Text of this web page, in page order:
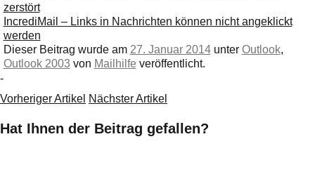
zerstört
IncrediMail – Links in Nachrichten können nicht angeklickt
werden
Dieser Beitrag wurde am 27. Januar 2014unter Outlook,
Outlook 2003 von Mailhilfe veröffentlicht.
-
Vorheriger Artikel Nächster Artikel
Hat Ihnen der Beitrag gefallen?